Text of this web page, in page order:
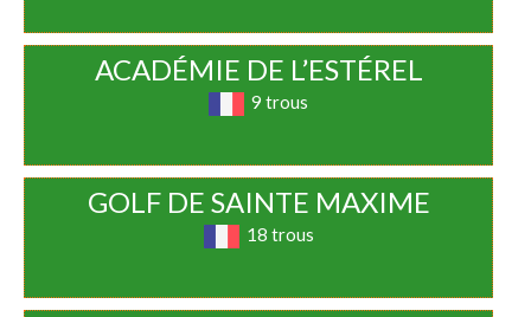
ACADÉMIE DE L’ESTÉREL
9 trous
GOLF DE SAINTE MAXIME
18 trous